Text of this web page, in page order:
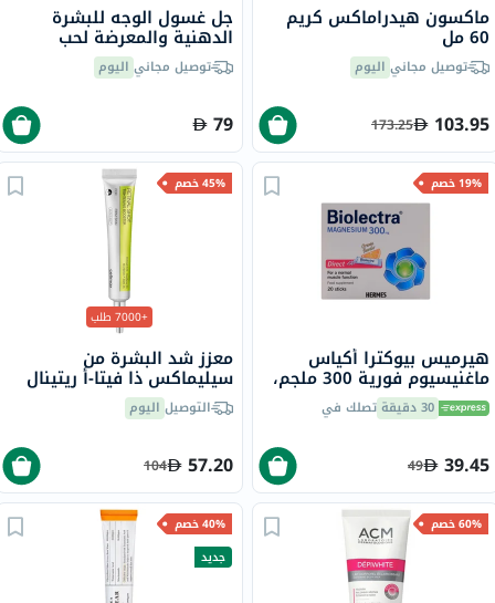
ماكسون هيدراماكس كريم
60 مل
توصيل مجاني اليوم
103.95
173.25
جل غسول الوجه للبشرة
الدهنية والمعرضة لحب
الشباب في زد كيه - 150 مل
توصيل مجاني اليوم
79
19% خصم
هيرميس بيوكترا أكياس
ماغنيسيوم فورية 300 ملجم،
20 قطعة 30 دقيقة تصلك في
39.45
49
45% خصم
+7000 طلب
معزز شد البشرة من
سيليماكس ذا فيتا-أ ريتينال
شوت، 15 مل
التوصيل اليوم
57.20
104
60% خصم
40% خصم
جديد